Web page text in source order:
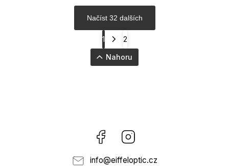
Načíst 32 dalších
1 2
Nahoru
Facebook
info@eiffeloptic.cz